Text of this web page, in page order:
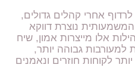
אחרי קהלים גדולים,
נוצרת דווקא
אלו מייצרות אמון, שיח
למעורבות גבוהה יותר,
לקוחות חוזרים ונאמנים